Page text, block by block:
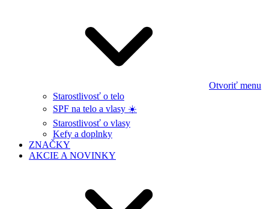
Otvoriť menu
Starostlivosť o telo
SPF na telo a vlasy ☀️
Starostlivosť o vlasy
Kefy a doplnky
ZNAČKY
AKCIE A NOVINKY